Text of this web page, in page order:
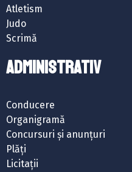
Atletism
Judo
Scrimă
ADMINISTRATIV
Conducere
Organigramă
Concursuri și anunțuri
Plăți
Licitații